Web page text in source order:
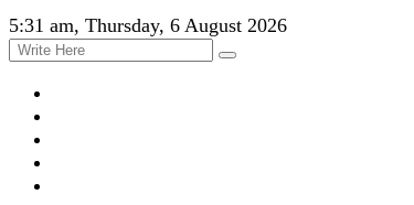
5:31 am, Thursday, 6 August 2026